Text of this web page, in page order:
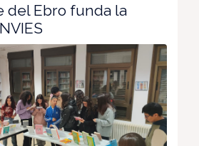
del Ebro funda la